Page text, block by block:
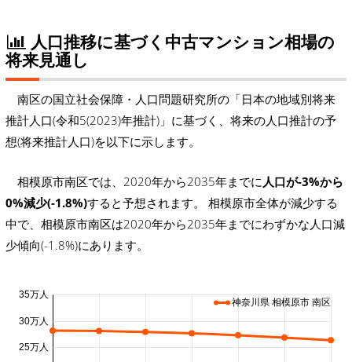
人口推移に基づく中古マンション相場の
将来見通し
南区の国立社会保障・人口問題研究所の「日本の地域別将来
推計人口(令和5(2023)年推計)」に基づく、将来の人口推計の予
想(将来推計人口)を以下に示します。
相模原市南区では、2020年から2035年までに 人口が-3%から
0%減少(-1.8%)すると予想されます。 相模原市全体が減少する
中で、相模原市南区は2020年から2035年までにわずかな人口減
少傾向(-1.8%)にあります。
25万人
30万人
35万人
神奈川県 相模原市 南区